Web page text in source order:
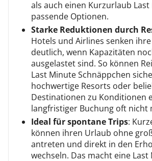
als auch einen Kurzurlaub
passende Optionen.
Starke Reduktionen durch
Hotels und Airlines senken
deutlich, wenn Kapazitäten
ausgelastet sind. So können
Last Minute Schnäppchen
hochwertige Resorts oder
Destinationen zu Konditionen
langfristiger Buchung oft nicht
Ideal für spontane Trips:
können ihren Urlaub ohne
antreten und direkt in den
wechseln. Das macht eine Last